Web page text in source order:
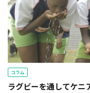
コラム
ラグビーを通してケニ